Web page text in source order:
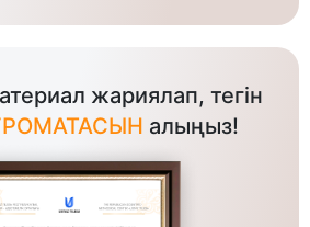
жариялап, тегін
алыңыз!